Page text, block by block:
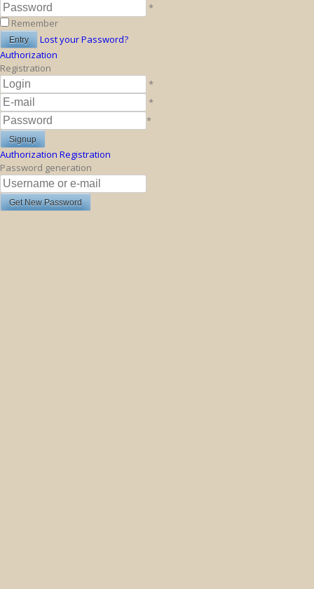
*
Remember
Lost your Password?
Authorization
Registration
*
*
*
Authorization Registration
Password generation